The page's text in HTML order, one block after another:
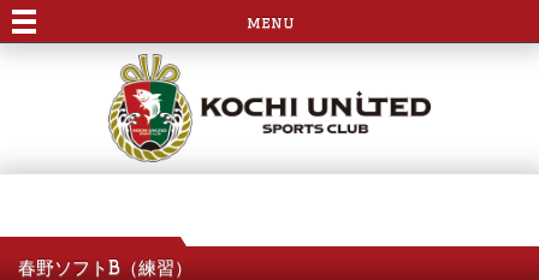
menu
春野ソフトB（練習）